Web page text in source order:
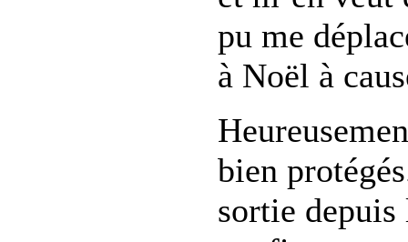
pu me
à Noël à
bien
sortie depuis